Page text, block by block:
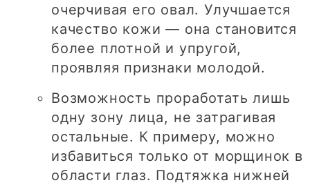
очерчивая его овал. Улучшается
качество кожи — она становится
более плотной и упругой,
проявляя признаки молодой.
Возможность проработать лишь
одну зону лица, не затрагивая
остальные. К примеру, можно
избавиться только от морщинок в
области глаз. Подтяжка нижней